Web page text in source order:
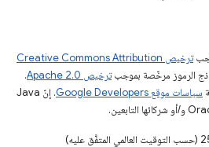
ترخيص Creative Commons Attribution
الرموز مرخّصة بموجبترخيص Apache 2.0‏
.
سياسات موقع Google Developers‏
. إنّ Java